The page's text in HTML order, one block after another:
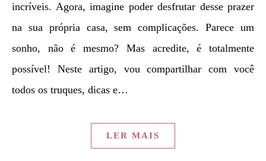
incríveis. Agora, imagine poder desfrutar desse prazer
na sua própria casa, sem complicações. Parece um
sonho, não é mesmo? Mas acredite, é totalmente
possível! Neste artigo, vou compartilhar com você
todos os truques, dicas e…
LER MAIS